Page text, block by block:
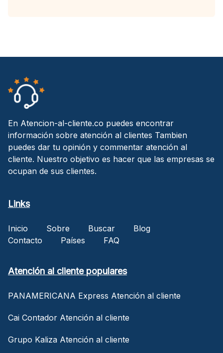
En Atencion-al-cliente.co puedes encontrar
información sobre atención al clientes Tambien
puedes dar tu opinión y commentar atención al
cliente. Nuestro objetivo es hacer que las empresas se
ocupan de sus clientes.
Links
Inicio Sobre Buscar
Blog
Contacto
Países FAQ
Atención al cliente populares
PANAMERICANA Express Atención al cliente
Cai Contador Atención al cliente
Grupo Kaliza Atención al cliente